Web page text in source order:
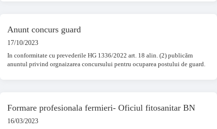
Anunt concurs guard
17/10/2023
In conformitate cu prevederile HG 1336/2022 art. 18 alin. (2) publicăm
anuntul privind orgnaizarea concursului pentru ocuparea postului de guard.
Formare profesionala fermieri- Oficiul fitosanitar BN
16/03/2023